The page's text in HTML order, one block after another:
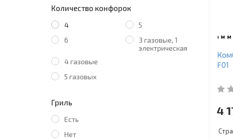
Количество конфорок
4
5
6
3 газовые, 1
электрическая
4 газовые
5 газовых
Гриль
Есть
Нет
F01
4